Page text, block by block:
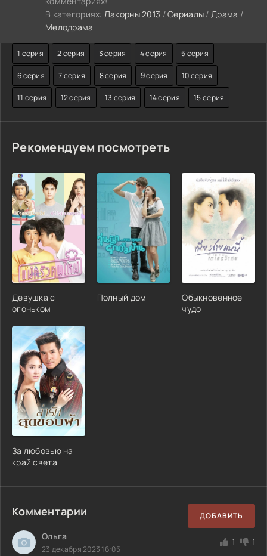
В категориях: Лакорны 2013 /Сериалы / Драма /
Мелодрама
1 серия 2 серия 3 серия 4 серия 5 серия
6 серия 7 серия 8 серия 9 серия 10 серия
11 серия 12 серия 13 серия 14 серия 15 серия
Рекомендуем посмотреть
Девушка с
огоньком
Полный дом
Обыкновенное
чудо
За любовью на
край света
Комментарии ДОБАВИТЬ
Ольга
23 декабря 2023 16:05
1 1